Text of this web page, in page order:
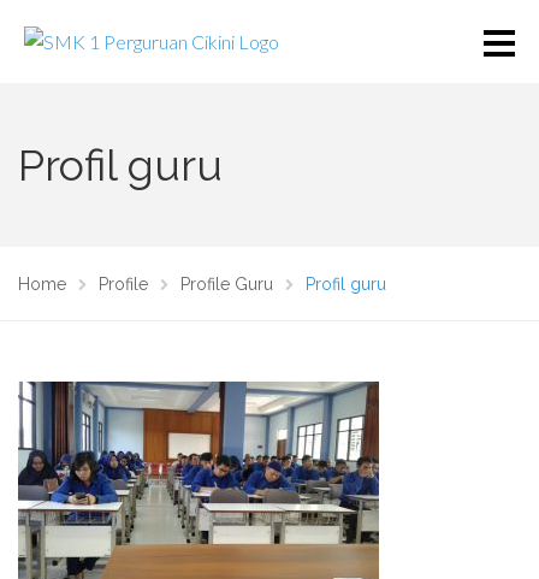
Profil guru
Home Profile Profile Guru Profil guru